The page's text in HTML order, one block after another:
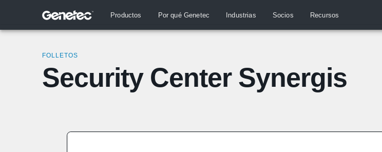
Productos Por qué Genetec Industrias Socios Recursos
FOLLETOS
Security Center Synergis